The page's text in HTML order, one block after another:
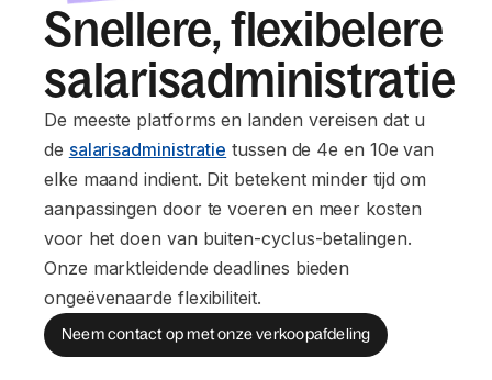
Snellere, flexibelere
salarisadministratie
De meeste platforms en landen vereisen dat u
de salarisadministratie tussen de 4e en 10e van
elke maand indient. Dit betekent minder tijd om
aanpassingen door te voeren en meer kosten
voor het doen van buiten-cyclus-betalingen.
Onze marktleidende deadlines bieden
ongeëvenaarde flexibiliteit.
Neem contact op met onze verkoopafdeling